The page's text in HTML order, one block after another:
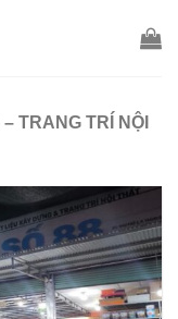
TRANG TRÍ NỘI